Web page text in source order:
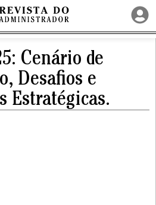
Cenário de
Desafios e
Estratégicas.